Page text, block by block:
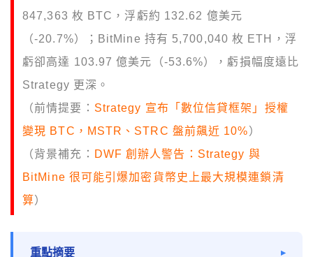
847,363 枚 BTC，浮虧約 132.62 億美元
（-20.7%）；BitMine 持有 5,700,040 枚 ETH，浮
虧卻高達 103.97 億美元（-53.6%），虧損幅度遠比
Strategy 更深。
（前情提要： Strategy 宣布「數位信貸框架」授權
變現 BTC，MSTR、STRC 盤前飆近 10% ）
（背景補充： DWF 創辦人警告：Strategy 與
BitMine 很可能引爆加密貨幣史上最大規模連鎖清
算）
重點摘要